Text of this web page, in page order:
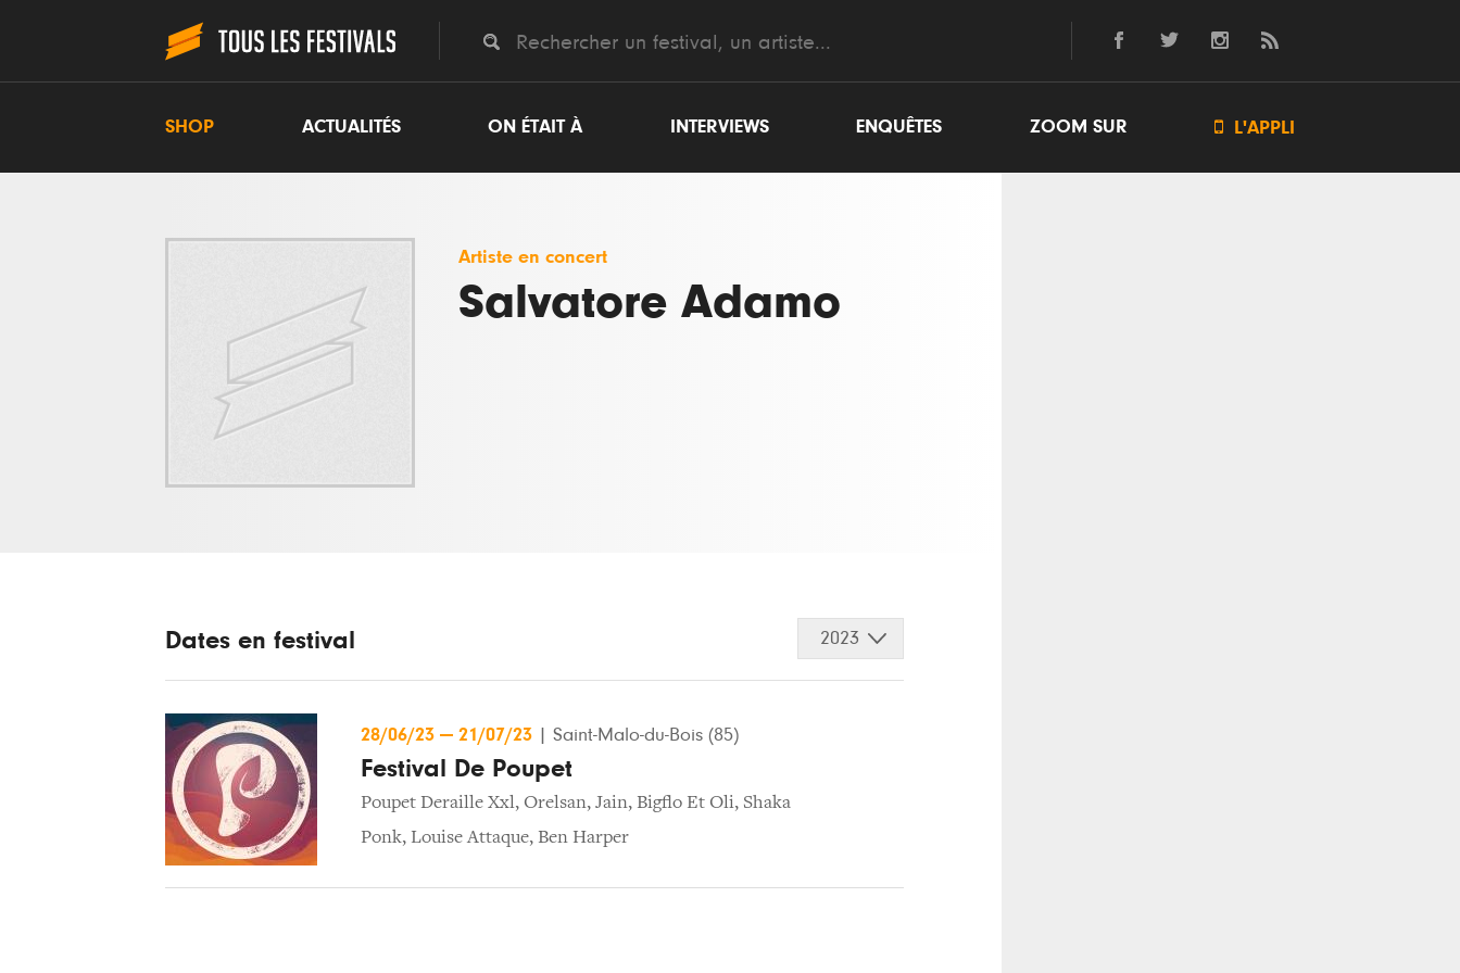
SHOP ACTUALITÉS ON ÉTAIT À INTERVIEWS ENQUÊTES ZOOM SUR  L'APPLI
Artiste en concert
Salvatore Adamo
Dates en festival 2023
28/06/23 — 21/07/23 Saint-Malo-du-Bois (85)
Festival De Poupet
Poupet Deraille Xxl, Orelsan, Jain, Bigflo Et Oli, Shaka
Ponk, Louise Attaque, Ben Harper